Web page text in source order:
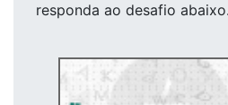
responda ao desafio abaixo.